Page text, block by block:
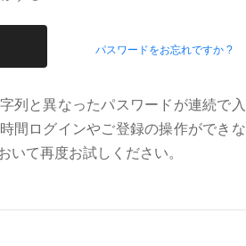
パスワードをお忘れですか ?
列と異なったパスワードが連続で入
間ログインやご登録の操作ができな
いて再度お試しください。